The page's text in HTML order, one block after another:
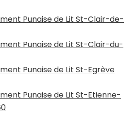
Punaise de Lit St-Clair-de-
Punaise de Lit St-Clair-du-
Punaise de Lit St-Egrève
Punaise de Lit St-Etienne-